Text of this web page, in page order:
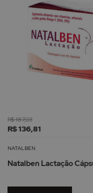
R$ 136,81
R$ 187,03
NATALBEN
Natalben Lactação